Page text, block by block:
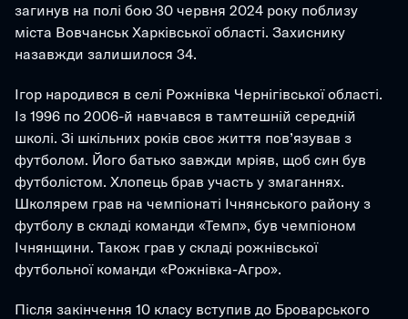
загинув на полі бою 30 червня 2024 року поблизу
міста Вовчанськ Харківської області. Захиснику
назавжди залишилося 34.
Ігор народився в селі Рожнівка Чернігівської області.
Із 1996 по 2006-й навчався в тамтешній середній
школі. Зі шкільних років своє життя пов’язував з
футболом. Його батько завжди мріяв, щоб син був
футболістом. Хлопець брав участь у змаганнях.
Школярем грав на чемпіонаті Ічнянського району з
футболу в складі команди «Темп», був чемпіоном
Ічнянщини. Також грав у складі рожнівської
футбольної команди «Рожнівка-Агро».
Після закінчення 10 класу вступив до Броварського